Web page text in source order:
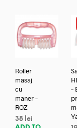
Roller
masaj
cu
maner –
ROZ
38 lei
–